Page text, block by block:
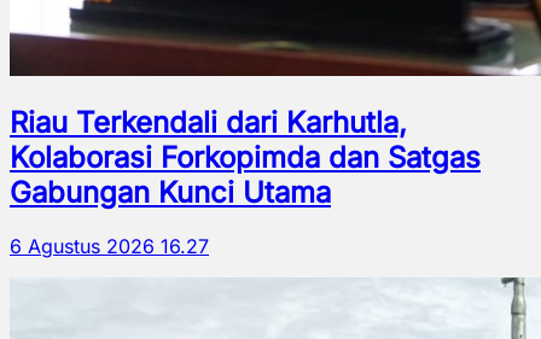
Riau Terkendali dari Karhutla,
Kolaborasi Forkopimda dan Satgas
Gabungan Kunci Utama
6 Agustus 2026 16.27